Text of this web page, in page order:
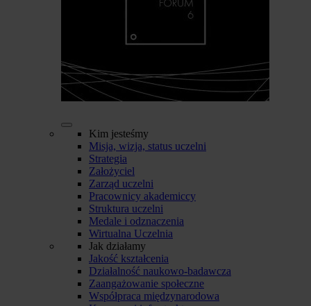
Kim jesteśmy
Misja, wizja, status uczelni
Strategia
Założyciel
Zarząd uczelni
Pracownicy akademiccy
Struktura uczelni
Medale i odznaczenia
Wirtualna Uczelnia
Jak działamy
Jakość kształcenia
Działalność naukowo-badawcza
Zaangażowanie społeczne
Współpraca międzynarodowa